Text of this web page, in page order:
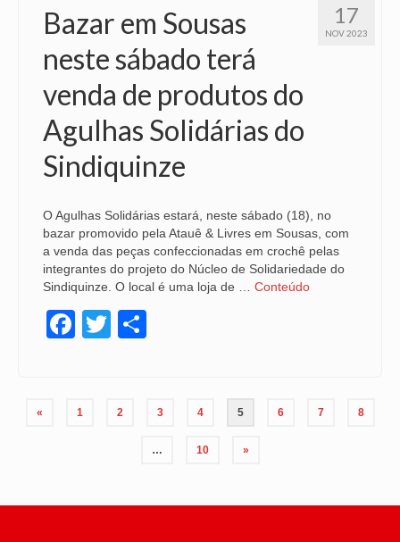
17
NOV 2023
Bazar em Sousas
neste sábado terá
venda de produtos do
Agulhas Solidárias do
Sindiquinze
O Agulhas Solidárias estará, neste sábado (18), no
bazar promovido pela Atauê & Livres em Sousas, com
a venda das peças confeccionadas em crochê pelas
integrantes do projeto do Núcleo de Solidariedade do
Sindiquinze. O local é uma loja de … Conteúdo
Facebook
Twitter
Paginação
« 1 2 3 4 5 6 7 8
… 10 »